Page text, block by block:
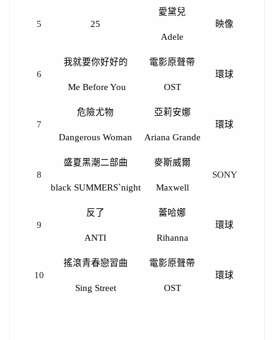
5 25
愛黛兒
Adele
映像
6
我就要你好好的
Me Before You
電影原聲帶
OST
環球
7
危險尤物
Dangerous Woman
亞莉安娜
Ariana Grande
環球
8
盛夏黑潮二部曲
black SUMMERS`night
麥斯威爾
Maxwell
SONY
9
反了
ANTI
蕾哈娜
Rihanna
環球
10
搖滾青春戀習曲
Sing Street
電影原聲帶
OST
環球